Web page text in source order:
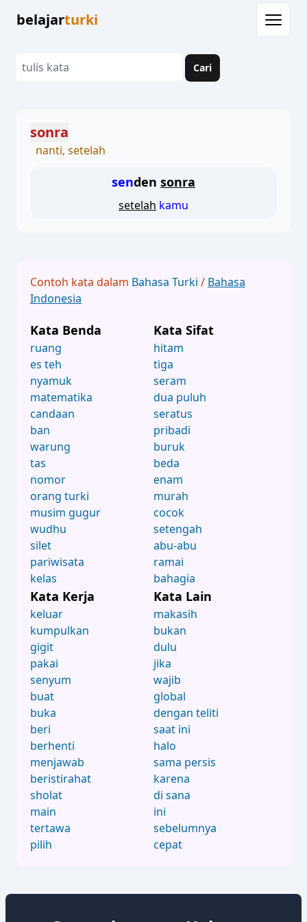
belajarturki
Cari
sonra
nanti, setelah
senden sonra
setelah kamu
Contoh kata dalam Bahasa Turki / Bahasa
Indonesia
Kata Benda
ruang
es teh
nyamuk
matematika
candaan
ban
warung
tas
nomor
orang turki
musim gugur
wudhu
silet
pariwisata
kelas
Kata Sifat
hitam
tiga
seram
dua puluh
seratus
pribadi
buruk
beda
enam
murah
cocok
setengah
abu-abu
ramai
bahagia
Kata Kerja
keluar
kumpulkan
gigit
pakai
senyum
buat
buka
beri
berhenti
menjawab
beristirahat
sholat
main
tertawa
pilih
Kata Lain
makasih
bukan
dulu
jika
wajib
global
dengan teliti
saat ini
halo
sama persis
karena
di sana
ini
sebelumnya
cepat